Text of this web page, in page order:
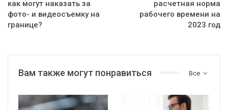
как могут наказать за
фото- и видеосъемку на
границе?
расчетная норма
рабочего времени на
2023 год
Все
Вам также могут понравиться